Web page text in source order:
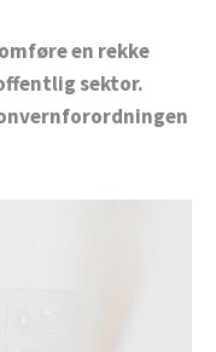
en rekke
sektor.